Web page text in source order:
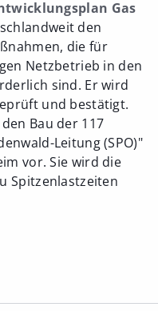
Gas
den
die für
Netzbetrieb in den
sind. Er wird
und bestätigt.
Bau der 117
Leitung (SPO)"
vor. Sie wird die
Spitzenlastzeiten